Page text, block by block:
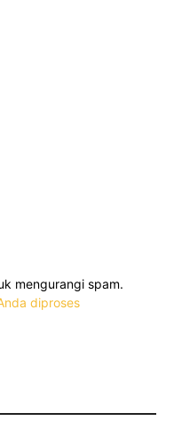
mengurangi spam.
diproses